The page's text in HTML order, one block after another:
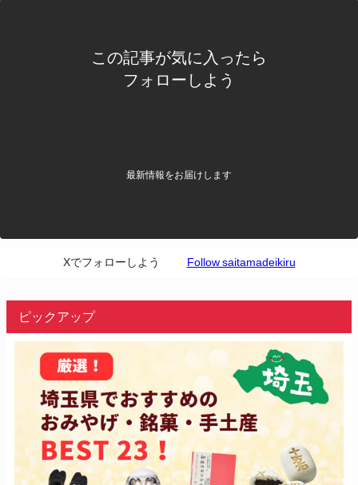
この記事が気に入ったら
フォローしよう
最新情報をお届けします
Xでフォローしよう Follow saitamadeikiru
ピックアップ